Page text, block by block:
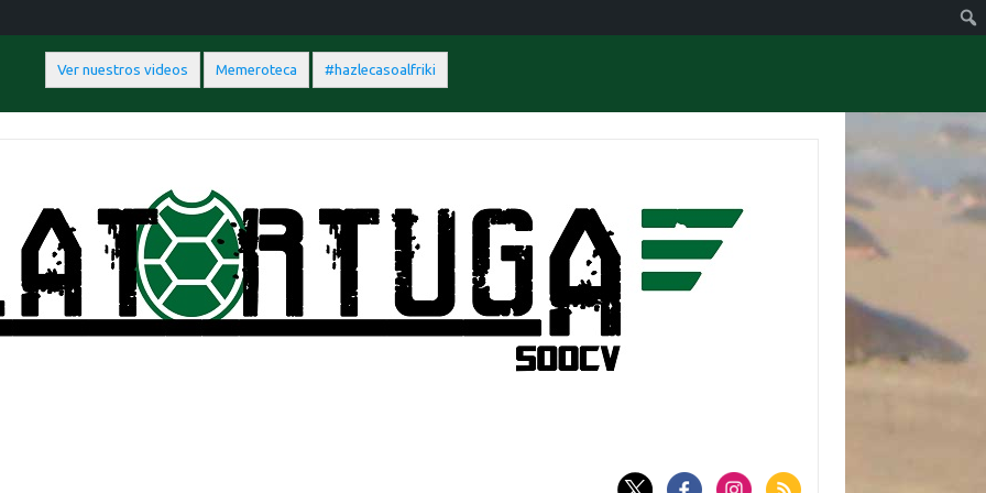
Ver nuestros videos Memeroteca #hazlecasoalfriki